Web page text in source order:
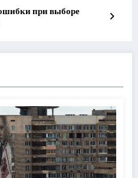
при выборе